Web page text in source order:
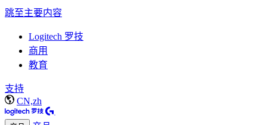
跳至主要内容
Logitech 罗技
商用
教育
支持
CN,zh